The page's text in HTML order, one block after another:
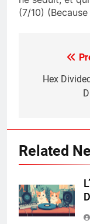
(7/10)
Hex
Related